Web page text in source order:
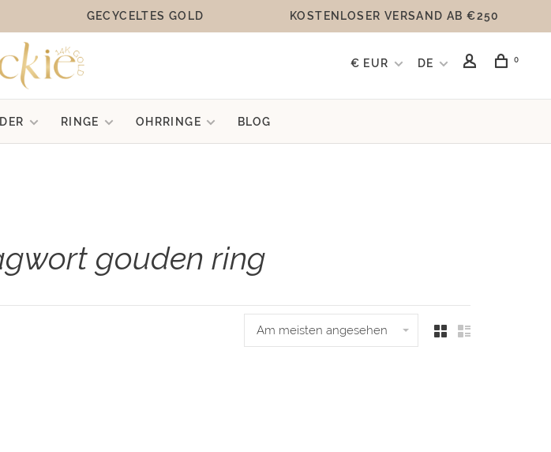
GECYCELTES GOLD KOSTENLOSER VERSAND AB €250
€ EUR DE 0
RINGE OHRRINGE BLOG
gouden ring
Am meisten angesehen